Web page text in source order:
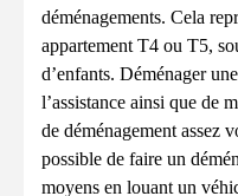
déménagements. Cela
appartement T4 ou T5,
d’enfants. Déménager
l’assistance ainsi que de
de déménagement assez
possible de faire un
moyens en louant un